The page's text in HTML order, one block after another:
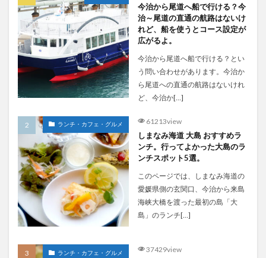
今治から尾道へ船で行ける？今
治～尾道の直通の航路はないけ
れど、船を使うとコース設定が
広がるよ。
今治から尾道へ船で行ける？とい
う問い合わせがあります。今治か
ら尾道への直通の航路はないけれ
ど、今治か[…]
ランチ・カフェ・グルメ 61213view
しまなみ海道 大島 おすすめラ
ンチ。行ってよかった大島のラ
ンチスポット5選。
このページでは、しまなみ海道の
愛媛県側の玄関口、今治から来島
海峡大橋を渡った最初の島「大
島」のランチ[…]
ランチ・カフェ・グルメ 37429view